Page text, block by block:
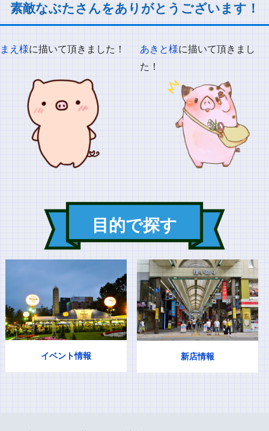
素敵なぶたさんをありがとうございます！
まえ様に描いて頂きました！ あきと様に描いて頂きまし
た！
目的で探す
イベント情報 新店情報